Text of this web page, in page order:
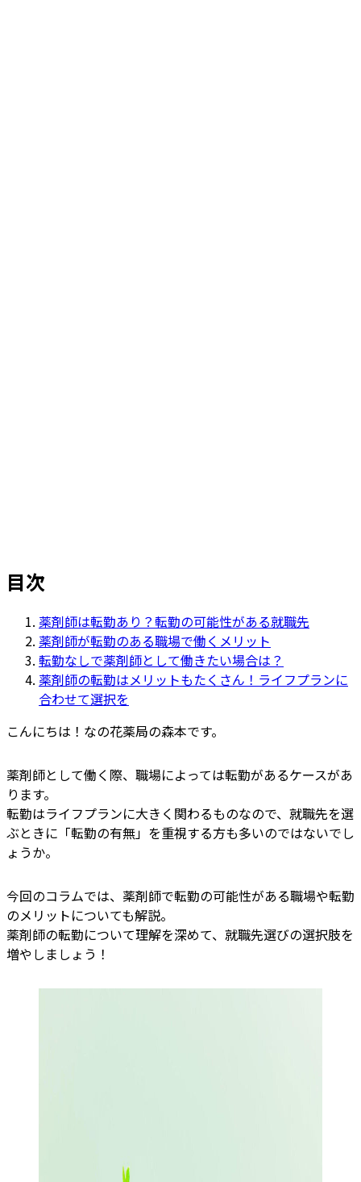
目次
薬剤師は転勤あり？転勤の可能性がある就職先
薬剤師が転勤のある職場で働くメリット
転勤なしで薬剤師として働きたい場合は？
薬剤師の転勤はメリットもたくさん！ライフプランに
合わせて選択を
こんにちは！なの花薬局の森本です。
薬剤師として働く際、職場によっては転勤があるケースがあ
ります。
転勤はライフプランに大きく関わるものなので、就職先を選
ぶときに「転勤の有無」を重視する方も多いのではないでし
ょうか。
今回のコラムでは、薬剤師で転勤の可能性がある職場や転勤
のメリットについても解説。
薬剤師の転勤について理解を深めて、就職先選びの選択肢を
増やしましょう！